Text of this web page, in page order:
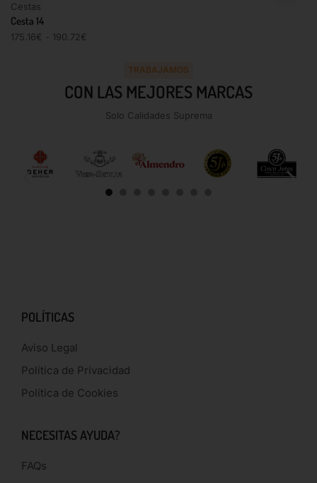
Cestas
Cesta 14
175.16€ 190.72€
TRABAJAMOS
CON LAS MEJORES MARCAS
Solo Calidades Suprema
POLÍTICAS
Aviso Legal
Política de Privacidad
Política de Cookies
NECESITAS AYUDA?
FAQs